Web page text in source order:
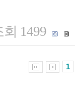
회 1499
1